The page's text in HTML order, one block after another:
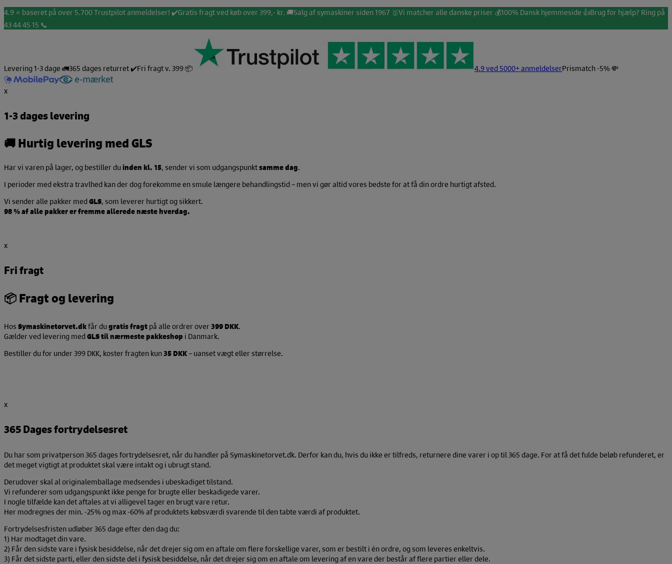
Hop
til
indholdet
4.9 ⭐️ baseret på over 5.700 Trustpilot anmeldelser! ✔️Gratis fragt ved køb over 399,- kr. 🚚Salg af symaskiner siden 1967 🥇Vi matcher alle danske priser 💰100% Dansk hjemmeside 👍Brug for hjælp? Ring på
43 44 45 15 📞
Levering 1-3 dage 🚛365 dages returret ✔️Fri fragt v. 399 📦 4.9 ved 5000+ anmeldelserPrismatch -5% 💸
x
1-3 dages levering
🚚 Hurtig levering med GLS
Har vi varen på lager, og bestiller du inden kl. 15, sender vi som udgangspunktsamme dag.
I perioder med ekstra travlhed kan der dog forekomme en smule længere behandlingstid – men vi gør altid vores bedste for at få din ordre hurtigt afsted.
Vi sender alle pakker med GLS, som leverer hurtigt og sikkert.
98 % af alle pakker er fremme allerede næste hverdag.
x
Fri fragt
📦 Fragt og levering
Hos Symaskinetorvet.dkfår du gratis fragt på alle ordrer over 399 DKK.
Gælder ved levering med GLS til nærmeste pakkeshop i Danmark.
Bestiller du for under 399 DKK, koster fragten kun35 DKK– uanset vægt eller størrelse.
x
365 Dages fortrydelsesret
Du har som privatperson 365 dages fortrydelsesret, når du handler på Symaskinetorvet.dk. Derfor kan du, hvis du ikke er tilfreds, returnere dine varer i op til 365 dage. For at få det fulde beløb refunderet, er
det meget vigtigt at produktet skal være intakt og i ubrugt stand.
Derudover skal al originalemballage medsendes i ubeskadiget tilstand.
Vi refunderer som udgangspunkt ikke penge for brugte eller beskadigede varer.
I nogle tilfælde kan det aftales at vi alligevel tager en brugt vare retur.
Her modregnes der min. -25% og max -60% af produktets købsværdi svarende til den tabte værdi af produktet.
Fortrydelsesfristen udløber 365 dage efter den dag du:
1) Har modtaget din vare.
2) Får den sidste vare i fysisk besiddelse, når det drejer sig om en aftale om flere forskellige varer, som er bestilt i én ordre, og som leveres enkeltvis.
3) Får det sidste parti, eller den sidste del i fysisk besiddelse, når det drejer sig om en aftale om levering af en vare der består af flere partier eller dele.